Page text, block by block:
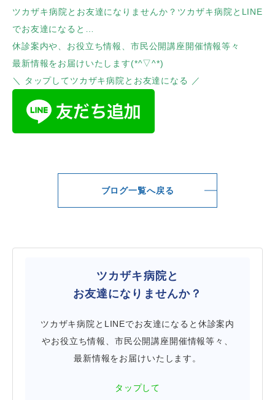
ツカザキ病院とお友達になりませんか？ツカザキ病院とLINE
でお友達になると…
休診案内や、お役立ち情報、市民公開講座開催情報等々
最新情報をお届けいたします(*^▽^*)
＼ タップしてツカザキ病院とお友達になる ／
ブログ一覧へ戻る
ツカザキ病院と
お友達になりませんか？
ツカザキ病院とLINEでお友達になると休診案内
やお役立ち情報、市民公開講座開催情報等々、
最新情報をお届けいたします。
タップして